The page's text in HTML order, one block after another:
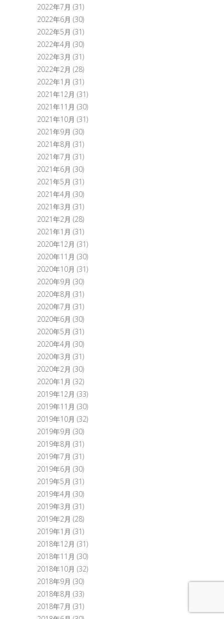
2022年7月 (31)
2022年6月 (30)
2022年5月 (31)
2022年4月 (30)
2022年3月 (31)
2022年2月 (28)
2022年1月 (31)
2021年12月 (31)
2021年11月 (30)
2021年10月 (31)
2021年9月 (30)
2021年8月 (31)
2021年7月 (31)
2021年6月 (30)
2021年5月 (31)
2021年4月 (30)
2021年3月 (31)
2021年2月 (28)
2021年1月 (31)
2020年12月 (31)
2020年11月 (30)
2020年10月 (31)
2020年9月 (30)
2020年8月 (31)
2020年7月 (31)
2020年6月 (30)
2020年5月 (31)
2020年4月 (30)
2020年3月 (31)
2020年2月 (30)
2020年1月 (32)
2019年12月 (33)
2019年11月 (30)
2019年10月 (32)
2019年9月 (30)
2019年8月 (31)
2019年7月 (31)
2019年6月 (30)
2019年5月 (31)
2019年4月 (30)
2019年3月 (31)
2019年2月 (28)
2019年1月 (31)
2018年12月 (31)
2018年11月 (30)
2018年10月 (32)
2018年9月 (30)
2018年8月 (33)
2018年7月 (31)